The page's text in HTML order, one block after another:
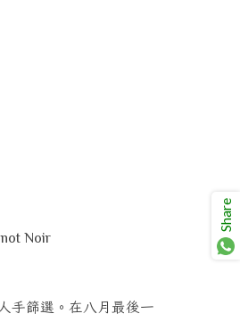
Noir
手篩選。在八月最後一
Share